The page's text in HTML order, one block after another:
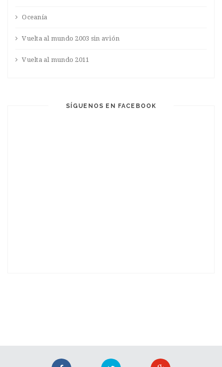
Oceanía
Vuelta al mundo 2003 sin avión
Vuelta al mundo 2011
SÍGUENOS EN FACEBOOK